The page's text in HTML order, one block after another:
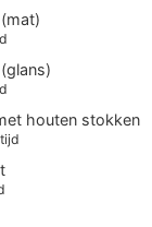
houten stokken